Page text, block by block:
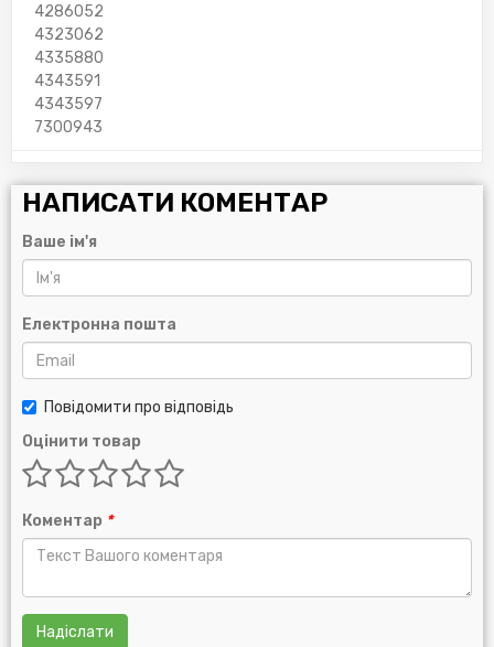
4286052
4323062
4335880
4343591
4343597
7300943
НАПИСАТИ КОМЕНТАР
Ваше ім'я
Електронна пошта
Повідомити про відповідь
Оцінити товар
Коментар *
Надіслати